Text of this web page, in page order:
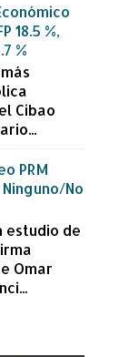
18.5 %,
%
Cibao
PRM
Ninguno/No
estudio de
Omar